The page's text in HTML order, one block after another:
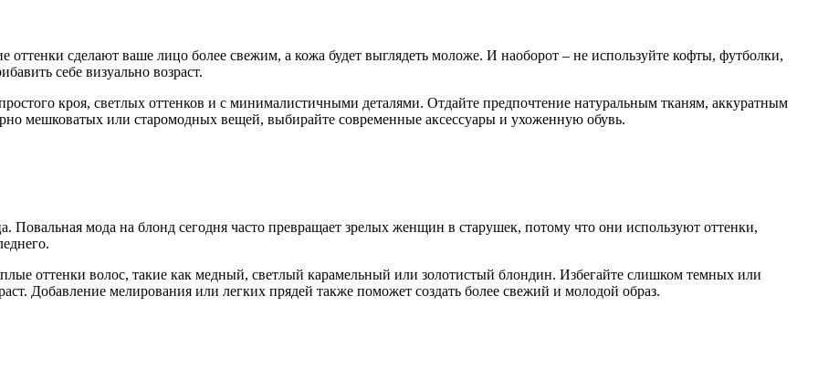
сделают ваше лицо более свежим, а кожа будет выглядеть моложе. И наоборот – не используйте кофты, футболки,
себе визуально возраст.
кроя, светлых оттенков и с минималистичными деталями. Отдайте предпочтение натуральным тканям, аккуратным
мешковатых или старомодных вещей, выбирайте современные аксессуары и ухоженную обувь.
мода на блонд сегодня часто превращает зрелых женщин в старушек, потому что они используют оттенки,
оттенки волос, такие как медный, светлый карамельный или золотистый блондин. Избегайте слишком темных или
Добавление мелирования или легких прядей также поможет создать более свежий и молодой образ.